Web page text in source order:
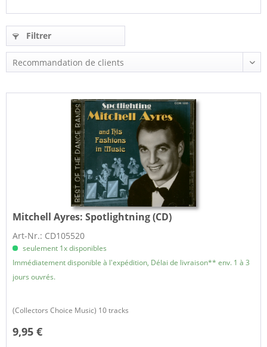
Filtrer
Mitchell Ayres:Spotlightning (CD)
Art-Nr.: CD105520
seulement 1x disponibles
Immédiatement disponible à l'expédition, Délai de livraison** env. 1 à 3
jours ouvrés.
(Collectors Choice Music) 10 tracks
9,95 €